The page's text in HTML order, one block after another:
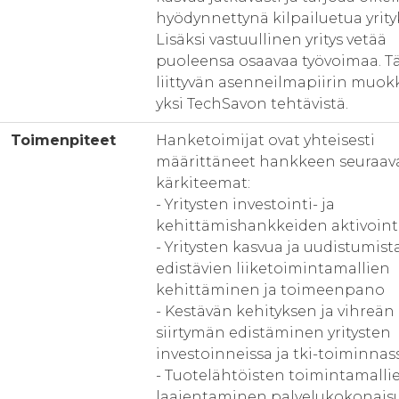
hyödynnettynä kilpailuetua
Lisäksi vastuullinen yritys vetää
puoleensa osaavaa työvoimaa.
liittyvän asenneilmapiirin
yksi TechSavon tehtävistä.
Toimenpiteet
Hanketoimijat ovat yhteisesti
määrittäneet hankkeen
kärkiteemat:
- Yritysten investointi- ja
kehittämishankkeiden
- Yritysten kasvua ja
edistävien liiketoimintamallien
kehittäminen ja toimeenpano
- Kestävän kehityksen ja vihreän
siirtymän edistäminen yritysten
investoinneissa ja tki-
- Tuotelähtöisten